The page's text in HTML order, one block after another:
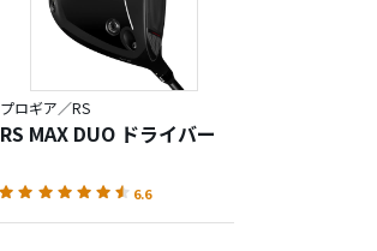
プロギア／RS
RS MAX DUO ドライバー
6.6